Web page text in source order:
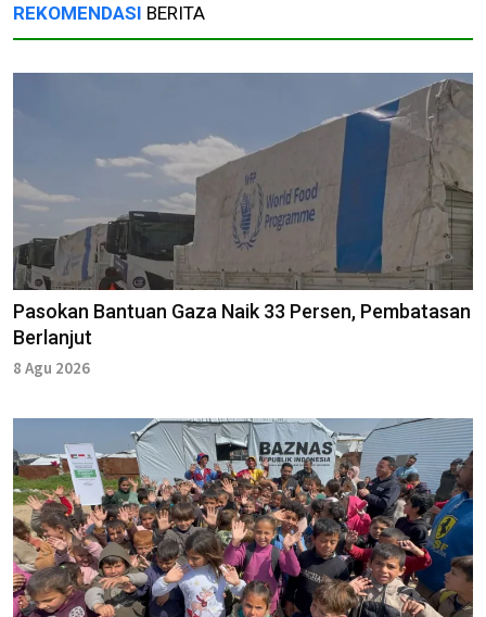
REKOMENDASI BERITA
Pasokan Bantuan Gaza Naik 33 Persen, Pembatasan
Berlanjut
8 Agu 2026